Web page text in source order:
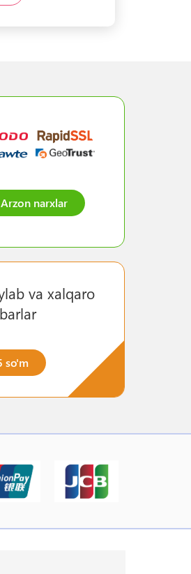
Arzon narxlar
va xalqaro
so'm